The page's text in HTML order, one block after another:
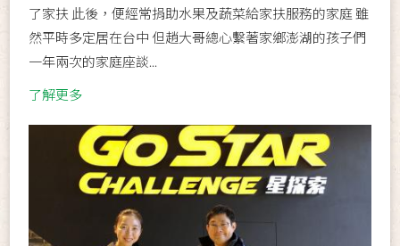
了家扶 此後，便經常捐助水果及蔬菜給家扶服務的家庭 雖
然平時多定居在台中 但趙大哥總心繫著家鄉澎湖的孩子們
一年兩次的家庭座談...
了解更多